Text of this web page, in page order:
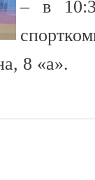
– в
8 «а».